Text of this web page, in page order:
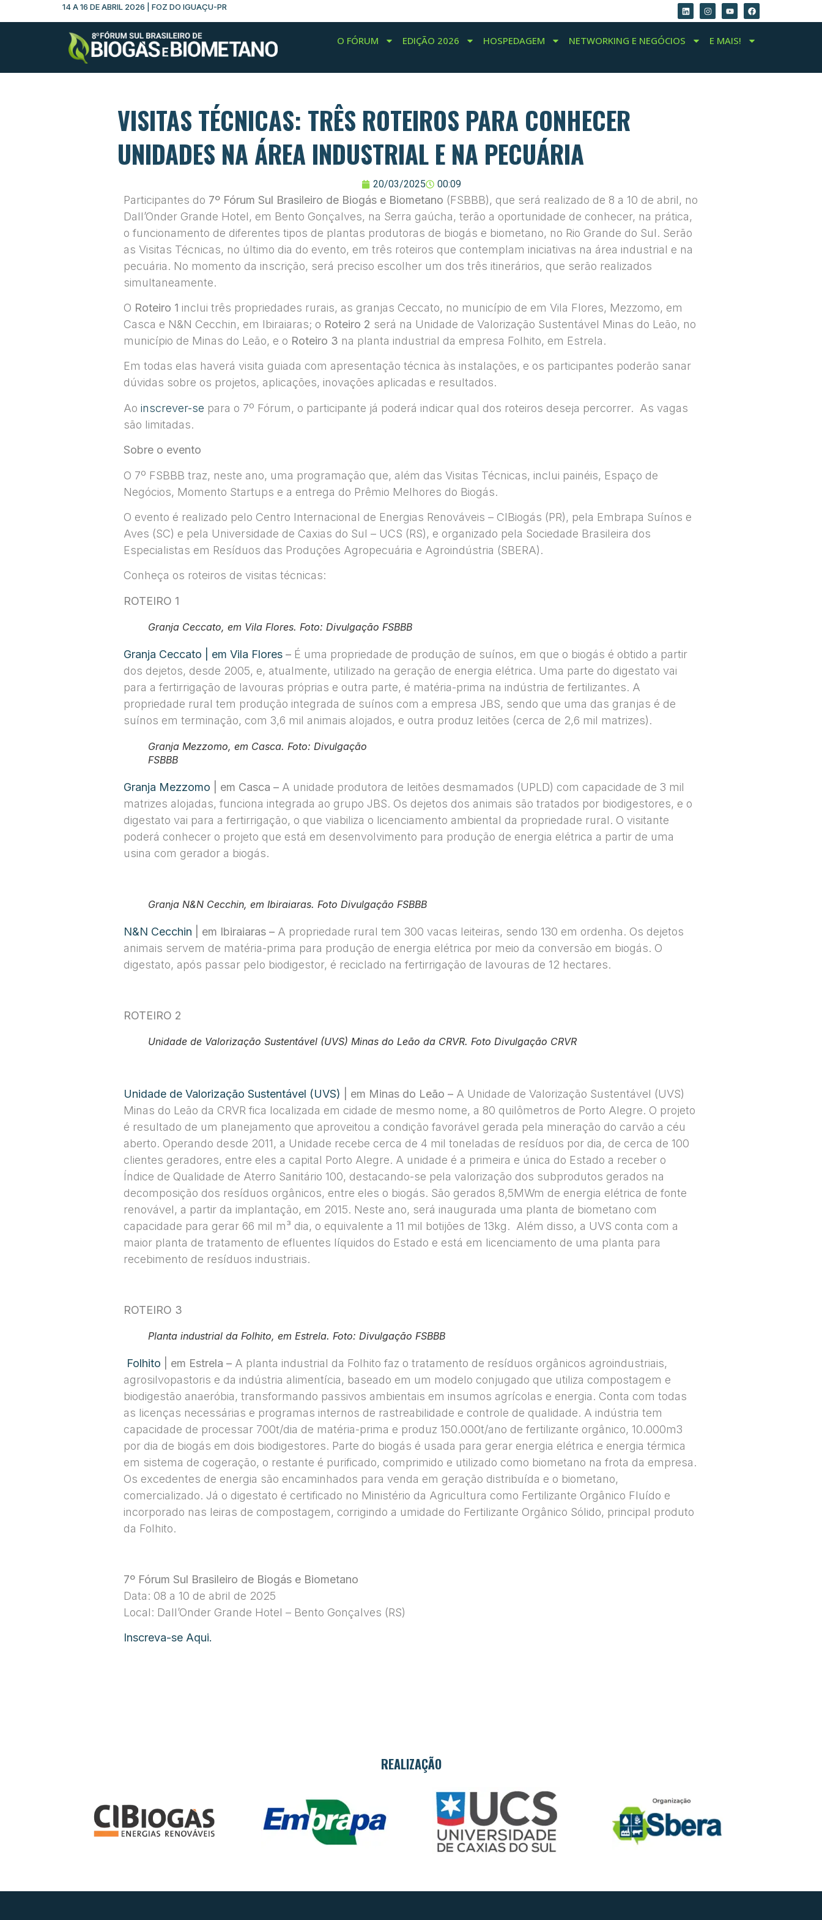
14 A 16 DE ABRIL 2026 | FOZ DO IGUAÇU-PR
O FÓRUM EDIÇÃO 2026 HOSPEDAGEM NETWORKING E NEGÓCIOS E MAIS!
VISITAS TÉCNICAS: TRÊS ROTEIROS PARA CONHECER
UNIDADES NA ÁREA INDUSTRIAL E NA PECUÁRIA
20/03/2025 00:09
Participantes do 7º Fórum Sul Brasileiro de Biogás e Biometano (FSBBB), que será realizado de 8 a 10 de abril, no
Dall’Onder Grande Hotel, em Bento Gonçalves, na Serra gaúcha, terão a oportunidade de conhecer, na prática,
o funcionamento de diferentes tipos de plantas produtoras de biogás e biometano, no Rio Grande do Sul. Serão
as Visitas Técnicas, no último dia do evento, em três roteiros que contemplam iniciativas na área industrial e na
pecuária. No momento da inscrição, será preciso escolher um dos três itinerários, que serão realizados
simultaneamente.
O Roteiro 1 inclui três propriedades rurais, as granjas Ceccato, no município de em Vila Flores, Mezzomo, em
Casca e N&N Cecchin, em Ibiraiaras; o Roteiro 2 será na Unidade de Valorização Sustentável Minas do Leão, no
município de Minas do Leão, e o Roteiro 3 na planta industrial da empresa Folhito, em Estrela.
Em todas elas haverá visita guiada com apresentação técnica às instalações, e os participantes poderão sanar
dúvidas sobre os projetos, aplicações, inovações aplicadas e resultados.
Ao inscrever-se para o 7º Fórum, o participante já poderá indicar qual dos roteiros deseja percorrer. As vagas
são limitadas.
Sobre o evento
O 7º FSBBB traz, neste ano, uma programação que, além das Visitas Técnicas, inclui painéis, Espaço de
Negócios, Momento Startups e a entrega do Prêmio Melhores do Biogás.
O evento é realizado pelo Centro Internacional de Energias Renováveis – CIBiogás (PR), pela Embrapa Suínos e
Aves (SC) e pela Universidade de Caxias do Sul – UCS (RS), e organizado pela Sociedade Brasileira dos
Especialistas em Resíduos das Produções Agropecuária e Agroindústria (SBERA).
Conheça os roteiros de visitas técnicas:
ROTEIRO 1
Granja Ceccato, em Vila Flores. Foto: Divulgação FSBBB
Granja Ceccato | em Vila Flores – É uma propriedade de produção de suínos, em que o biogás é obtido a partir
dos dejetos, desde 2005, e, atualmente, utilizado na geração de energia elétrica. Uma parte do digestato vai
para a fertirrigação de lavouras próprias e outra parte, é matéria-prima na indústria de fertilizantes. A
propriedade rural tem produção integrada de suínos com a empresa JBS, sendo que uma das granjas é de
suínos em terminação, com 3,6 mil animais alojados, e outra produz leitões (cerca de 2,6 mil matrizes).
Granja Mezzomo, em Casca. Foto: Divulgação
FSBBB
Granja Mezzomo | em Casca – A unidade produtora de leitões desmamados (UPLD) com capacidade de 3 mil
matrizes alojadas, funciona integrada ao grupo JBS. Os dejetos dos animais são tratados por biodigestores, e o
digestato vai para a fertirrigação, o que viabiliza o licenciamento ambiental da propriedade rural. O visitante
poderá conhecer o projeto que está em desenvolvimento para produção de energia elétrica a partir de uma
usina com gerador a biogás.
Granja N&N Cecchin, em Ibiraiaras. Foto Divulgação FSBBB
N&N Cecchin em Ibiraiaras – A propriedade rural tem 300 vacas leiteiras, sendo 130 em ordenha. Os dejetos
animais servem de matéria-prima para produção de energia elétrica por meio da conversão em biogás. O
digestato, após passar pelo biodigestor, é reciclado na fertirrigação de lavouras de 12 hectares.
ROTEIRO 2
Unidade de Valorização Sustentável (UVS) Minas do Leão da CRVR. Foto Divulgação CRVR
Unidade de Valorização Sustentável (UVS) | em Minas do Leão – A Unidade de Valorização Sustentável (UVS)
Minas do Leão da CRVR fica localizada em cidade de mesmo nome, a 80 quilômetros de Porto Alegre. O projeto
é resultado de um planejamento que aproveitou a condição favorável gerada pela mineração do carvão a céu
aberto. Operando desde 2011, a Unidade recebe cerca de 4 mil toneladas de resíduos por dia, de cerca de 100
clientes geradores, entre eles a capital Porto Alegre. A unidade é a primeira e única do Estado a receber o
Índice de Qualidade de Aterro Sanitário 100, destacando-se pela valorização dos subprodutos gerados na
decomposição dos resíduos orgânicos, entre eles o biogás. São gerados 8,5MWm de energia elétrica de fonte
renovável, a partir da implantação, em 2015. Neste ano, será inaugurada uma planta de biometano com
capacidade para gerar 66 mil m³ dia, o equivalente a 11 mil botijões de 13kg. Além disso, a UVS conta com a
maior planta de tratamento de efluentes líquidos do Estado e está em licenciamento de uma planta para
recebimento de resíduos industriais.
ROTEIRO 3
Planta industrial da Folhito, em Estrela. Foto: Divulgação FSBBB
Folhito | em Estrela – A planta industrial da Folhito faz o tratamento de resíduos orgânicos agroindustriais,
agrosilvopastoris e da indústria alimentícia, baseado em um modelo conjugado que utiliza compostagem e
biodigestão anaeróbia, transformando passivos ambientais em insumos agrícolas e energia. Conta com todas
as licenças necessárias e programas internos de rastreabilidade e controle de qualidade. A indústria tem
capacidade de processar 700t/dia de matéria-prima e produz 150.000t/ano de fertilizante orgânico, 10.000m3
por dia de biogás em dois biodigestores. Parte do biogás é usada para gerar energia elétrica e energia térmica
em sistema de cogeração, o restante é purificado, comprimido e utilizado como biometano na frota da empresa.
Os excedentes de energia são encaminhados para venda em geração distribuída e o biometano,
comercializado. Já o digestato é certificado no Ministério da Agricultura como Fertilizante Orgânico Fluído e
incorporado nas leiras de compostagem, corrigindo a umidade do Fertilizante Orgânico Sólido, principal produto
da Folhito.
7º Fórum Sul Brasileiro de Biogás e Biometano
Data: 08 a 10 de abril de 2025
Local: Dall’Onder Grande Hotel – Bento Gonçalves (RS)
Inscreva-se Aqui.
REALIZAÇÃO